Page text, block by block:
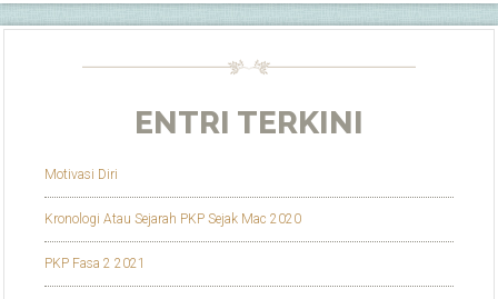
ENTRI TERKINI
Motivasi Diri
Kronologi Atau Sejarah PKP Sejak Mac 2020
PKP Fasa 2 2021